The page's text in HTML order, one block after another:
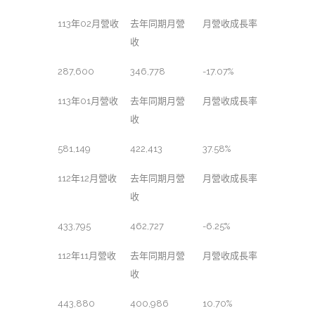
113年02月營收
去年同期月營
收
月營收成長率
287,600 346,778 -17.07%
113年01月營收
去年同期月營
收
月營收成長率
581,149 422,413 37.58%
112年12月營收
去年同期月營
收
月營收成長率
433,795 462,727 -6.25%
112年11月營收
去年同期月營
收
月營收成長率
443,880 400,986 10.70%